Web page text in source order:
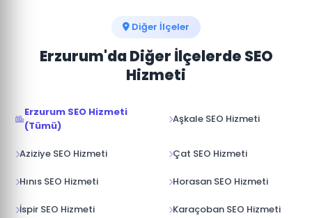
Diğer İlçeler
Erzurum'da Diğer İlçelerde SEO
Hizmeti
Erzurum SEO Hizmeti
(Tümü)
Aşkale SEO Hizmeti
Aziziye SEO Hizmeti Çat SEO Hizmeti
Hınıs SEO Hizmeti Horasan SEO Hizmeti
İspir SEO Hizmeti Karaçoban SEO Hizmeti